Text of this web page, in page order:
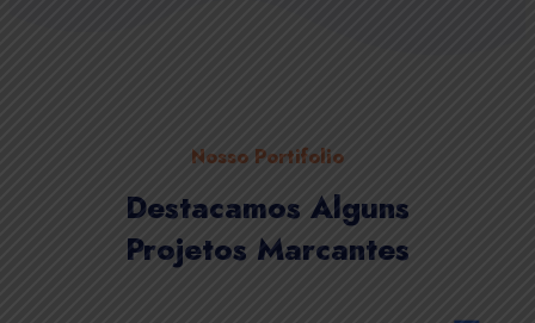
Nosso Portifolio
Destacamos Alguns
Projetos Marcantes